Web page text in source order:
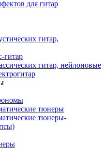
для гитар
гитар,
гитар
гитар, нейлоновые
тюнеры
тюнеры-